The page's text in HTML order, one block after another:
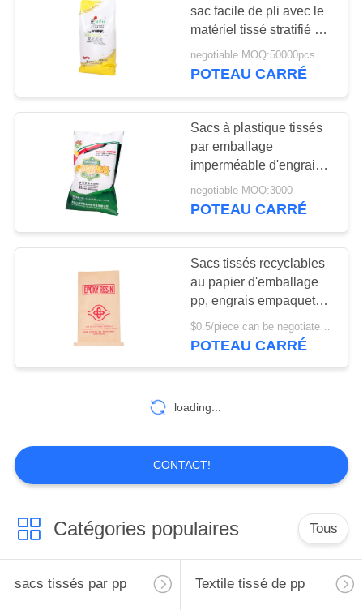
sac facile de pli avec le
matériel tissé stratifié par
composé en plastique
de papier
negotiable MOQ:50000pcs
POTEAU CARRÉ
Sacs à plastique tissés
par emballage
imperméable d'engrais
avec le film brillant
d'OPP stratifié par
negotiable MOQ:3000
POTEAU CARRÉ
Sacs tissés recyclables
au papier d'emballage
pp, engrais empaquetant
des sacs à papier de
Multiwall
POTEAU CARRÉ
loading...
CONTACT!
Catégories populaires Tous
sacs tissés par pp Textile tissé de pp